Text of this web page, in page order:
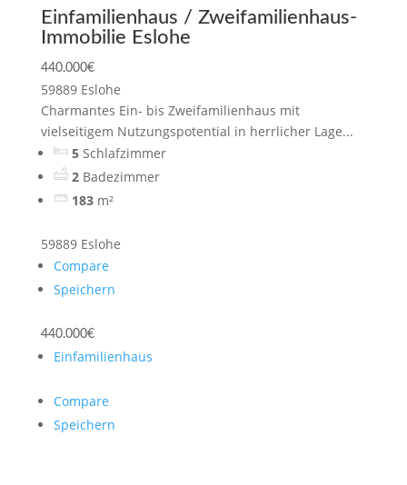
Einfamilienhaus / Zweifamilienhaus-
Immobilie Eslohe
440.000€
59889 Eslohe
Charmantes Ein- bis Zweifamilienhaus mit
vielseitigem Nutzungspotential in herrlicher Lage...
5 Schlafzimmer
2 Badezimmer
183 m²
59889 Eslohe
Compare
Speichern
440.000€
Einfamilienhaus
Compare
Speichern